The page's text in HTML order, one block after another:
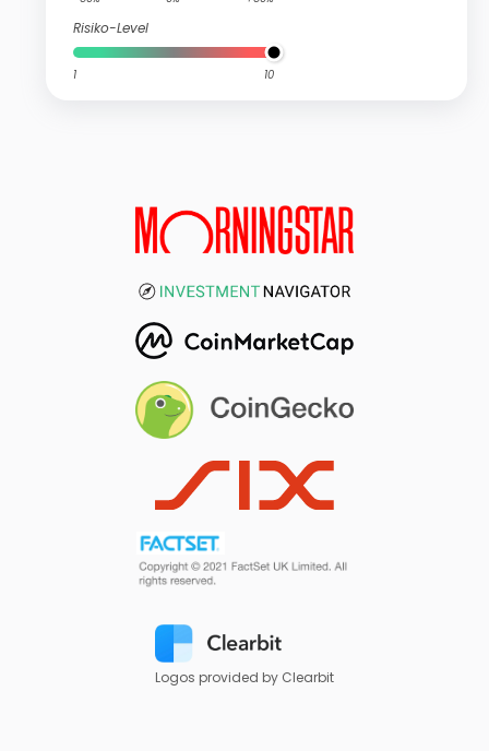
Risiko-Level
1 10
Logos provided by Clearbit